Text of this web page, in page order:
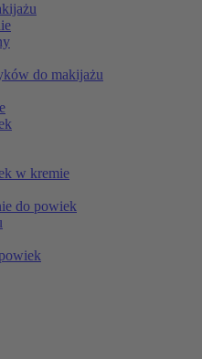
do makijażu
w kremie
do powiek